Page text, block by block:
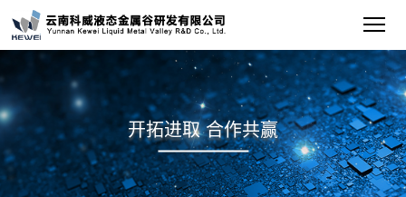
开拓进取 合作共赢